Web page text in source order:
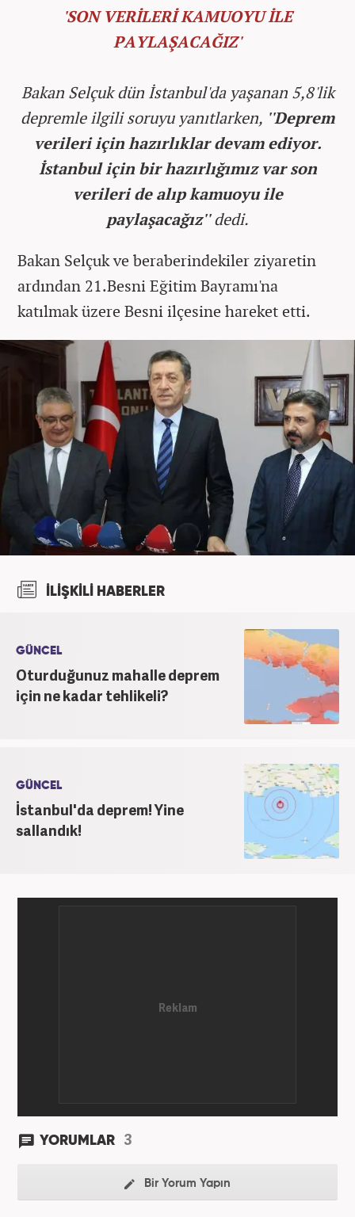
'SON VERİLERİ KAMUOYU İLE
PAYLAŞACAĞIZ'
Bakan Selçuk dün İstanbul'da yaşanan 5,8'lik
depremle ilgili soruyu yanıtlarken, ''Deprem
verileri için hazırlıklar devam ediyor.
İstanbul için bir hazırlığımız var son
verileri de alıp kamuoyu ile
paylaşacağız''dedi.
Bakan Selçuk ve beraberindekiler ziyaretin
ardından 21.Besni Eğitim Bayramı'na
katılmak üzere Besni ilçesine hareket etti.
İLİŞKİLİ HABERLER
GÜNCEL
Oturduğunuz mahalle deprem
için ne kadar tehlikeli?
GÜNCEL
İstanbul'da deprem! Yine
sallandık!
YORUMLAR 3
Bir Yorum Yapın